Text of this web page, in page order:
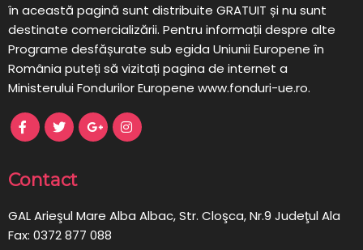
în această pagină sunt distribuite GRATUIT și nu sunt
destinate comercializării. Pentru informații despre alte
Programe desfășurate sub egida Uniunii Europene în
România puteți să vizitați pagina de internet a
Ministerului Fondurilor Europene www.fonduri-ue.ro.
Contact
GAL Arieşul Mare Alba Albac, Str. Cloşca, Nr.9 Judeţul Ala
Fax: 0372 877 088